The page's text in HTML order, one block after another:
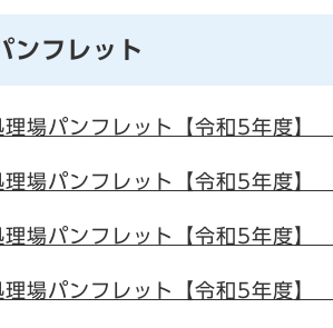
ンフレット
場パンフレット【令和5年度】
場パンフレット【令和5年度】
場パンフレット【令和5年度】
場パンフレット【令和5年度】